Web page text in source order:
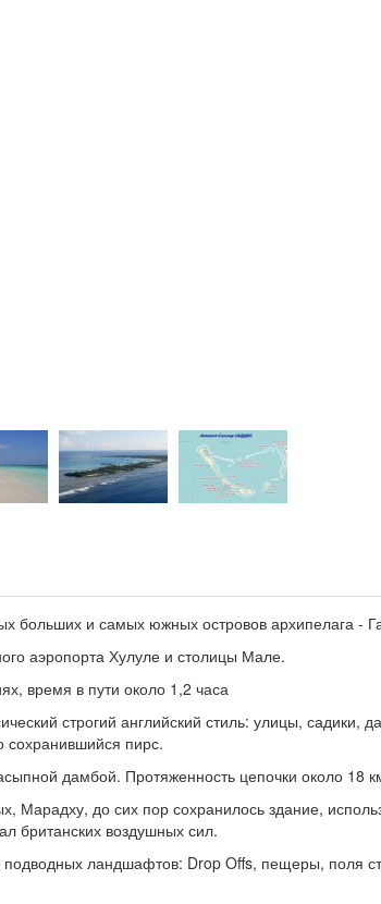
больших и самых южных островов архипелага -
аэропорта Хулуле и столицы Мале.
время в пути около 1,2 часа
строгий английский стиль: улицы, садики,
сохранившийся пирс.
дамбой. Протяженность цепочки около 18
Марадху, до сих пор сохранилось здание,
британских воздушных сил.
ландшафтов: Drop Offs, пещеры, поля